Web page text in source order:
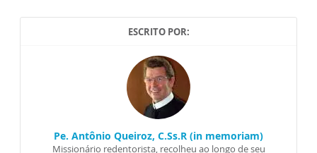
ESCRITO POR:
Pe. Antônio Queiroz, C.Ss.R (in memoriam)
Missionário redentorista, recolheu ao longo de seu